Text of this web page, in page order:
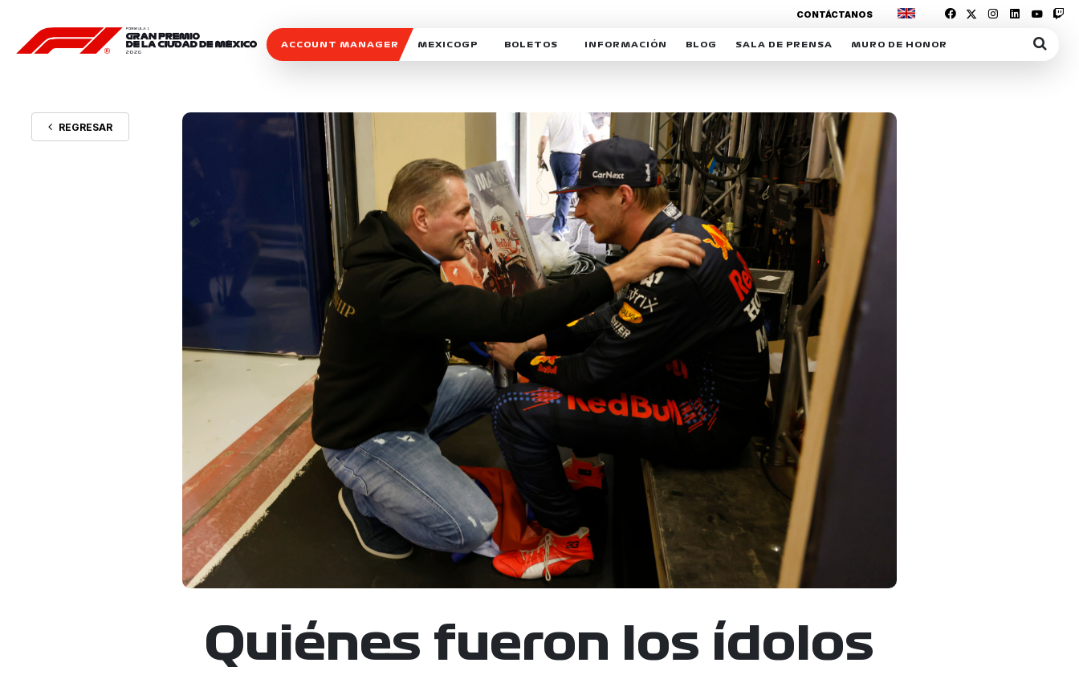
ACCOUNT MANAGER MEXICOGP
CELEBRA CON NOSOTROS
BOLETOS INFORMACIÓN
DERECHO DE PRIMERA OPCIÓN
REFORESTEMOS JUNTOS
MOTORSPORT ACADEMY
VOLUNTARIOS
EXPOSICIÓN FOTOGRÁFICA
CAMPEONATO
PATROCINADORES
LEGALES TICKETMASTER
BLOG
MEXICOGP
INTERACTIVOS
SALA DE PRENSA
ACREDITACIONES
MURO DE HONOR
CONTÁCTANOS
REGRESAR
Quiénes fueron los ídolos